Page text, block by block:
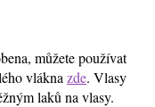
můžete používat
vláknazde. Vlasy
laků na vlasy.